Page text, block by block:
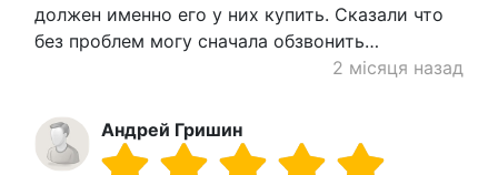
должен именно его у них купить. Сказали что
без проблем могу сначала обзвонить…
2 місяця назад
Андрей Гришин